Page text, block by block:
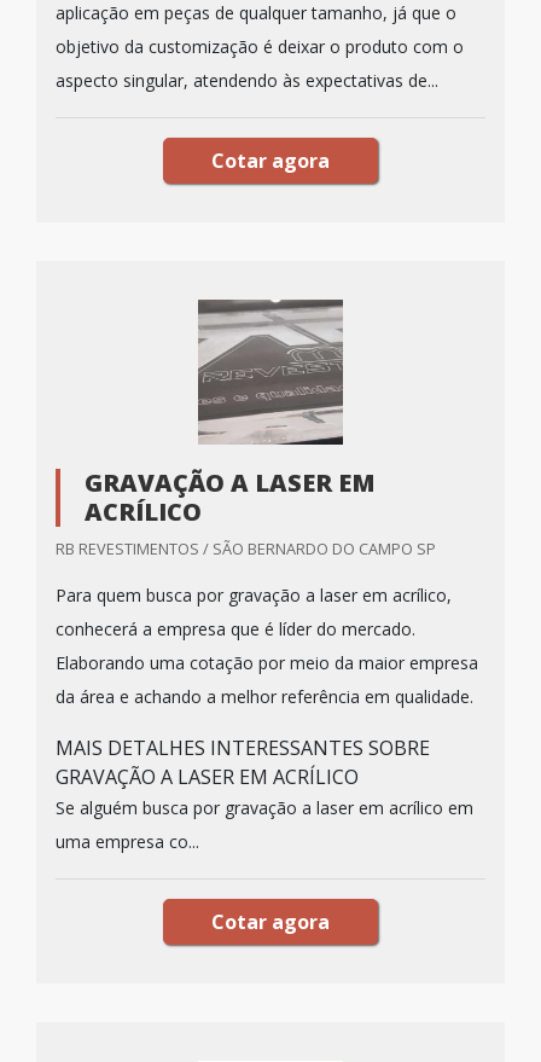
aplicação em peças de qualquer tamanho, já que o
objetivo da customização é deixar o produto com o
aspecto singular, atendendo às expectativas de...
Cotar agora
GRAVAÇÃO A LASER EM
ACRÍLICO
RB REVESTIMENTOS / SÃO BERNARDO DO CAMPO SP
Para quem busca por gravação a laser em acrílico,
conhecerá a empresa que é líder do mercado.
Elaborando uma cotação por meio da maior empresa
da área e achando a melhor referência em qualidade.
MAIS DETALHES INTERESSANTES SOBRE
GRAVAÇÃO A LASER EM ACRÍLICO
Se alguém busca por gravação a laser em acrílico em
uma empresa co...
Cotar agora